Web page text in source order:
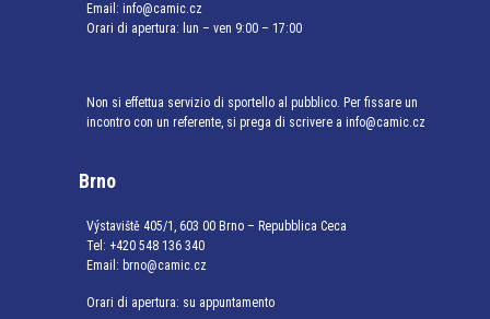
Email: info@camic.cz
Orari di apertura: lun – ven 9:00 – 17:00
Non si effettua servizio di sportello al pubblico. Per fissare un
incontro con un referente, si prega di scrivere a info@camic.cz
Brno
Výstaviště 405/1, 603 00 Brno – Repubblica Ceca
Tel: +420 548 136 340
Email: brno@camic.cz
Orari di apertura: su appuntamento